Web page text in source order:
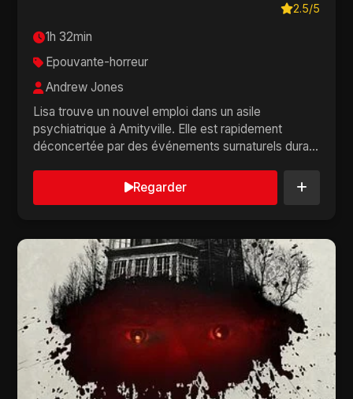
2.5/5
1h 32min
Epouvante-horreur
Andrew Jones
Lisa trouve un nouvel emploi dans un asile
psychiatrique à Amityville. Elle est rapidement
déconcertée par des événements surnaturels durant
Regarder